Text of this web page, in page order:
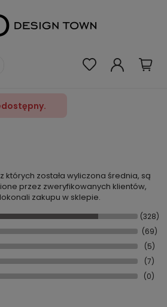
których została wyliczona średnia, są
przez zweryfikowanych klientów,
zakupu w sklepie.
(328)
(69)
(5)
(7)
(0)